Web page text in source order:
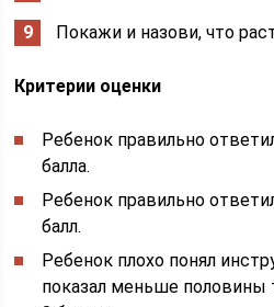
Покажи и назови, что
Критерии оценки
Ребенок правильно
балла.
Ребенок правильно
балл.
Ребенок плохо понял
показал меньше половины